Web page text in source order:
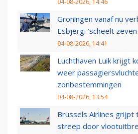
04-08-2026, 14:46
Groningen vanaf nu
Esbjerg: 'scheelt
04-08-2026, 14:41
Luchthaven Luik krijgt
weer
zonbestemmingen
04-08-2026, 13:54
Brussels Airlines grijpt
streep door